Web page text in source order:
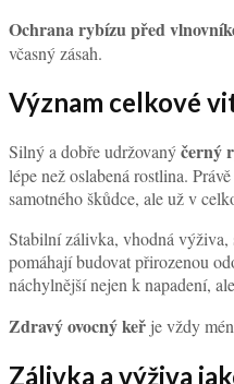
Ochrana rybízu před
včasný zásah.
Význam celkové
Silný a dobře udržovanýčerný
lépe než oslabená rostlina.
samotného škůdce, ale už v
Stabilní zálivka, vhodná výživa,
pomáhají budovat přirozenou
náchylnější nejen k napadení,
Zdravý ovocný keř je vždy
Zálivka a výživa